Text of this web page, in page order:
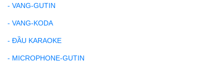
- VANG-GUTIN
- VANG-KODA
- ĐẦU KARAOKE
- MICROPHONE-GUTIN